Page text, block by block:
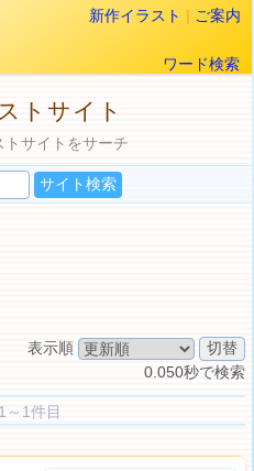
新作イラスト | ご案内
ワード検索
トサイト
サイトをサーチ
表示順
0.050秒で検索
～1件目